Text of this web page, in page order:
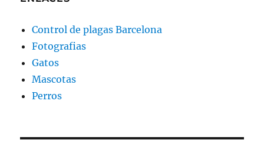
Control de plagas Barcelona
Fotografias
Gatos
Mascotas
Perros